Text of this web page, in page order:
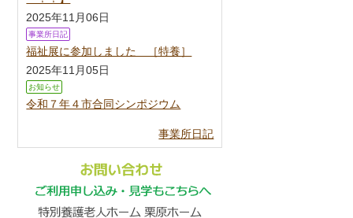
2025年11月06日
事業所日記
福祉展に参加しました ［特養］
2025年11月05日
お知らせ
令和７年４市合同シンポジウム
事業所日記